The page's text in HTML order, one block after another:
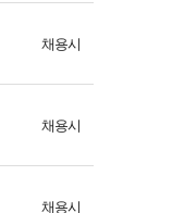
채용시
채용시
채용시